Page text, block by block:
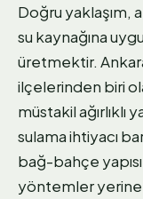
Doğru yaklaşım,
su kaynağına
üretmektir.
ilçelerinden biri
müstakil ağırlıklı
sulama ihtiyacı
bağ-bahçe
yöntemler